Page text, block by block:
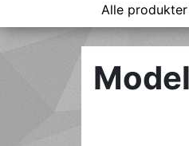
Alle produkter